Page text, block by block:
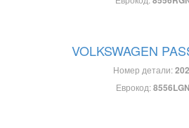
VOLKSWAGEN
Номер детали:
Еврокод: